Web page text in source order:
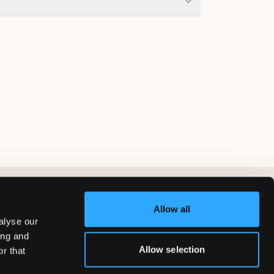
our
and
that
Allow all
Allow selection